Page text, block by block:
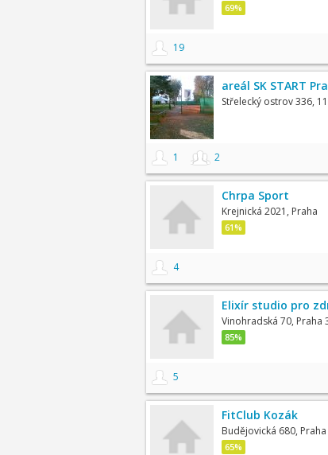
69%
19
areál SK START
Střelecký ostrov 336,
1 2
Chrpa Sport
Krejnická 2021, Praha
61%
4
Elixír studio pro
Vinohradská 70, Praha
85%
5
FitClub Kozák
Budějovická 680, Praha
65%